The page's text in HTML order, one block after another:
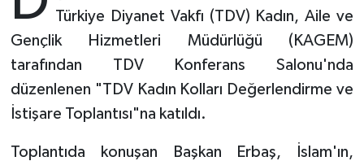
Türkiye Diyanet Vakfı (TDV) Kadın, Aile ve
Gençlik Hizmetleri Müdürlüğü (KAGEM)
tarafından TDV Konferans Salonu'nda
düzenlenen "TDV Kadın Kolları Değerlendirme ve
İstişare Toplantısı"na katıldı.
Toplantıda konuşan Başkan Erbaş, İslam'ın,
Bayburt Müftülüğü
Bilecik Müftülüğü
Bingöl Müftülüğü
Bitlis Müftülüğü
Eğitim
Kültür-Sanat
Aile
Sağlık